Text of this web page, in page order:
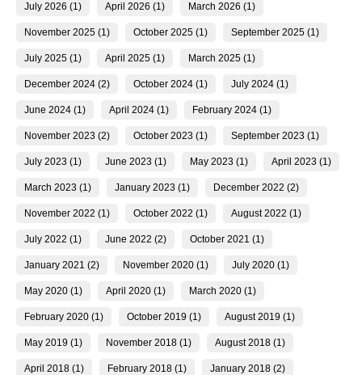
July 2026 (1) April 2026 (1) March 2026 (1)
November 2025 (1) October 2025 (1) September 2025 (1)
July 2025 (1) April 2025 (1) March 2025 (1)
December 2024 (2) October 2024 (1) July 2024 (1)
June 2024 (1) April 2024 (1) February 2024 (1)
November 2023 (2) October 2023 (1) September 2023 (1)
July 2023 (1) June 2023 (1) May 2023 (1) April 2023 (1)
March 2023 (1) January 2023 (1) December 2022 (2)
November 2022 (1) October 2022 (1) August 2022 (1)
July 2022 (1) June 2022 (2) October 2021 (1)
January 2021 (2) November 2020 (1) July 2020 (1)
May 2020 (1) April 2020 (1) March 2020 (1)
February 2020 (1) October 2019 (1) August 2019 (1)
May 2019 (1) November 2018 (1) August 2018 (1)
April 2018 (1) February 2018 (1) January 2018 (2)